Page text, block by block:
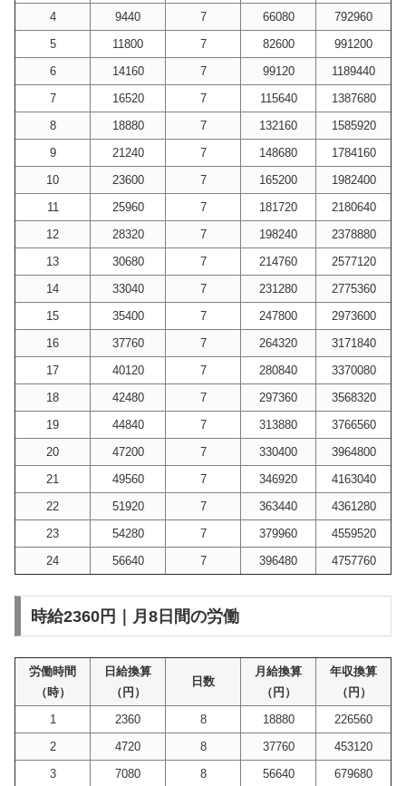
4 9440 7 66080
792960
5
11800 7 82600
991200
6
14160 7 99120
1189440
7
16520 7 115640
1387680
8
18880 7 132160
1585920
9
21240 7 148680
1784160
10
23600 7 165200
1982400
11
25960 7 181720
2180640
12
28320 7 198240
2378880
13
30680 7 214760
2577120
14
33040 7 231280
2775360
15
35400 7 247800
2973600
16
37760 7 264320
3171840
17
40120 7 280840
3370080
18
42480 7 297360
3568320
19
44840 7 313880
3766560
20
47200 7 330400
3964800
21
49560 7 346920
4163040
22
51920 7 363440
4361280
23
54280 7 379960
4559520
24
56640 7 396480 4757760
時給2360円｜月8日間の労働
労働時間
（時）
日給換算
（円）
日数
月給換算
（円）
年収換算
（円）
1
2360 8 18880
226560
2
4720 8 37760
453120
3
7080 8 56640
679680